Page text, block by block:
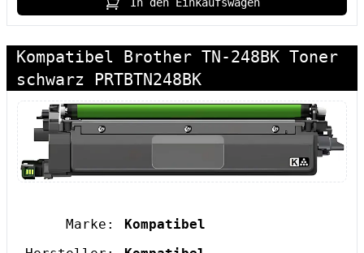
Kompatibel Brother TN-248BK Toner
schwarz PRTBTN248BK
Marke:
Kompatibel